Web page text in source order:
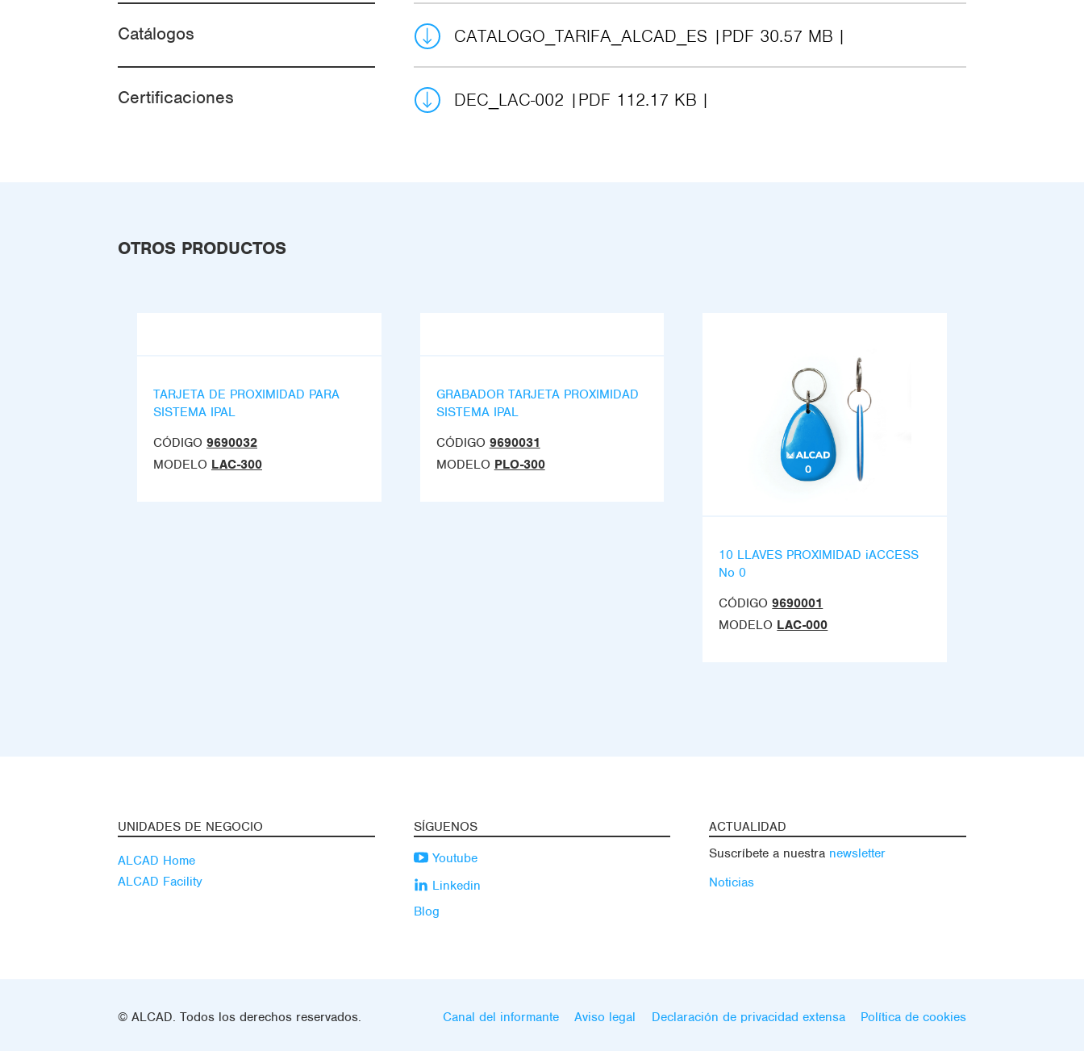
Catálogos CATALOGO_TARIFA_ALCAD_ES PDF 30.57 MB
Certificaciones DEC_LAC-002 PDF 112.17 KB
OTROS PRODUCTOS
TARJETA DE PROXIMIDAD PARA
SISTEMA IPAL
CÓDIGO 9690032
MODELO LAC-300
GRABADOR TARJETA PROXIMIDAD
SISTEMA IPAL
CÓDIGO 9690031
MODELO PLO-300
10 LLAVES PROXIMIDAD iACCESS
No 0
CÓDIGO 9690001
MODELO LAC-000
UNIDADES DE NEGOCIO
ALCAD Home
ALCAD Facility
SÍGUENOS
Youtube
Linkedin
Blog
ACTUALIDAD
Suscríbete a nuestra newsletter
Noticias
© ALCAD. Todos los derechos reservados. Canal del informante Aviso legal Declaración de privacidad extensa Política de cookies